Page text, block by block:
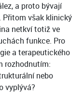
a proto bývají
Přitom však klinický
netkví totiž ve
funkce. Pro
a terapeutického
rozhodnutím:
nebo
vyplývá?